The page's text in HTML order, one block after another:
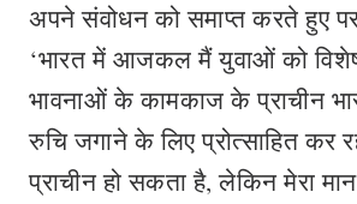
अपने संवोधन को समाप्त करते हुए
‘भारत में आजकल मैं युवाओं को
भावनाओं के कामकाज के प्राचीन
रुचि जगाने के लिए प्रोत्साहित कर
प्राचीन हो सकता है, लेकिन मेरा